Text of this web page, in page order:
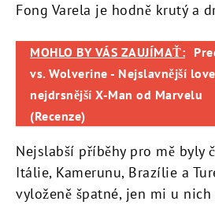
Fong Varela je hodně krutý a
MOHLO BY VÁS ZAUJÍMAŤ:
vs. Wolverine - Nejslavnější
nejdrsnější X-Man od Marvelu
(Recenze)
Nejslabší příběhy pro mě byly
Itálie, Kamerunu, Brazílie a
vyloženě špatné, jen mi u